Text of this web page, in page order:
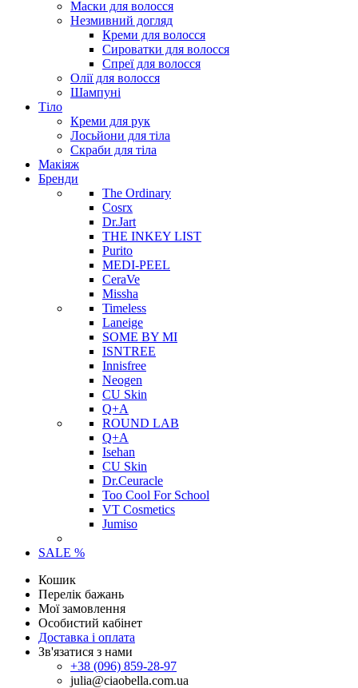
Маски для волосся
Незмивний догляд
Креми для волосся
Сироватки для волосся
Спреї для волосся
Олії для волосся
Шампуні
Тіло
Креми для рук
Лосьйони для тіла
Скраби для тіла
Макіяж
Бренди
The Ordinary
Cosrx
Dr.Jart
THE INKEY LIST
Purito
MEDI-PEEL
CeraVe
Missha
Timeless
Laneige
SOME BY MI
ISNTREE
Innisfree
Neogen
CU Skin
Q+A
ROUND LAB
Q+A
Isehan
CU Skin
Dr.Ceuracle
Too Cool For School
VT Cosmetics
Jumiso
SALE %
Кошик
Перелік бажань
Мої замовлення
Особистий кабінет
Доставка і оплата
Зв'язатися з нами
+38 (096) 859-28-97
julia@ciaobella.com.ua